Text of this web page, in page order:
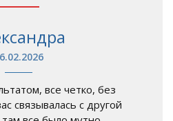
все четко, без
связывалась с другой